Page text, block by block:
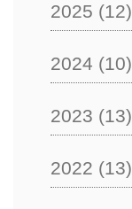
2025 (12)
2024 (10)
2023 (13)
2022 (13)